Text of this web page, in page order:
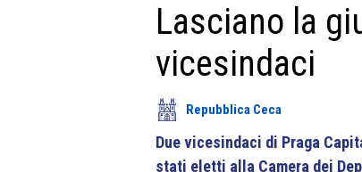
Lasciano la
vicesindaci
Repubblica Ceca
Due vicesindaci di Praga
stati eletti alla Camera dei